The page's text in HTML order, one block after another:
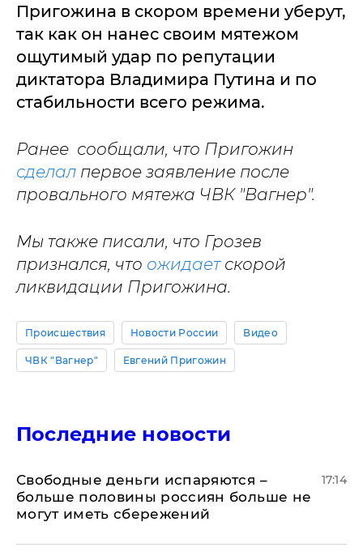
Пригожина в скором времени уберут,
так как он нанес своим мятежом
ощутимый удар по репутации
диктатора Владимира Путина и по
стабильности всего режима.
Ранее сообщали, что Пригожин
сделал первое заявление после
провального мятежа ЧВК "Вагнер".
Мы также писали, что Грозев
признался, что ожидаетскорой
ликвидации Пригожина.
Происшествия Новости России Видео
ЧВК "Вагнер" Евгений Пригожин
Последние новости
Свободные деньги испаряются –
больше половины россиян больше не
могут иметь сбережений
17:14